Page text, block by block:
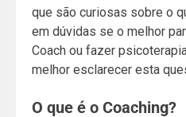
que são curiosas sobre o
em dúvidas se o melhor
Coach ou fazer
melhor esclarecer esta
O que é o Coaching?